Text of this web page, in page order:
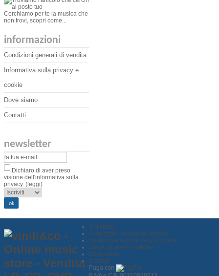
Cerchiamo per te la musica che
non trovi, scopri come...
informazioni
Condizioni generali di vendita
Informativa sulla privacy e
cookie
Dove siamo
Contatti
newsletter
Dichiaro di aver preso
visione dell'informativa sulla
privacy. (leggi)
Chi siamo
Condizioni generali di vendita
Informativa sulla privacy e cookie
Spedizione e Consegna
Dove siamo
Contatti
Paga con